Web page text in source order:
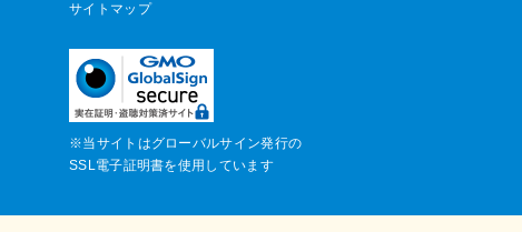
サイトマップ
※当サイトはグローバルサイン発行の
SSL電子証明書を使用しています